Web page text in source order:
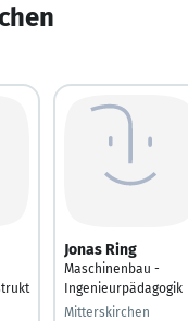
Jonas Ring
Maschinenbau -
Ingenieurpädagogik
Mitterskirchen